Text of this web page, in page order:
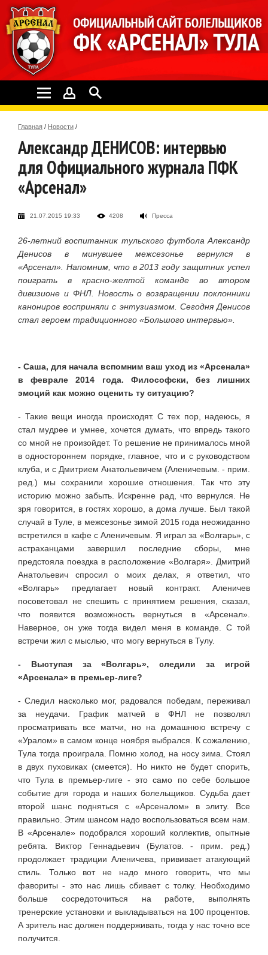
Главная / Новости /
Александр ДЕНИСОВ: интервью
для Официального журнала ПФК
«Арсенал»
21.07.2015 19:33 4208 Пресса
26-летний воспитанник тульского футбола Александр
Денисов в минувшее межсезонье вернулся в
«Арсенал». Напомним, что в 2013 году защитник успел
поиграть в красно-желтой команде во втором
дивизионе и ФНЛ. Новость о возвращении поклонники
канониров восприняли с энтузиазмом. Сегодня Денисов
стал героем традиционного «Большого интервью».
- Саша, для начала вспомним ваш уход из «Арсенала»
в феврале 2014 года. Философски, без лишних
эмоций как можно оценить ту ситуацию?
- Такие вещи иногда происходят. С тех пор, надеюсь, я
стал мудрее и умнее, хочется думать, что впредь такого
со мной не произойдет. То решение не принималось мной
в одностороннем порядке, главное, что и с руководством
клуба, и с Дмитрием Ана­тольевичем (Аленичевым. - прим.
ред.) мы сохранили хорошие отношения. Так что эту
историю можно забыть. Искренне рад, что вернулся. Не
зря говорится, в гостях хорошо, а дома лучше. Был такой
случай в Туле, в межсезонье зи­мой 2015 года неожиданно
встретился в ка­фе с Аленичевым. Я играл за «Волгарь», с
астраханцами завершил последние сборы, мне
предстояла поездка в расположение «Волгаря». Дмитрий
Анатольевич спросил о моих делах, я ответил, что
«Волгарь» пред­лагает новый контракт. Аленичев
посоветовал не спешить с принятием решения, сказал,
что появится возможность вернуться в «Арсенал».
Наверное, он уже тогда видел меня в команде. С той
встречи жил с мыслью, что могу вернуться в Тулу.
- Выступая за «Волгарь», следили зa игрой
«Арсенала» в премьер-лиге?
- Следил насколько мог, радовался победам, переживал
за неудачи. График матчей в ФНЛ не позволял
просматривать все матчи, но на домашнюю встречу с
«Уралом» в самом конце ноября выбрался. К сожалению,
Тула тогда проиг­рала. Помню холод, на носу зима. Стоял
в двух пуховиках (смеется). Но никто не будет спорить,
что Тула в премьер-лиге - это само по себе большое
событие для города и наших болельщиков. Судьба дает
второй шанс поднять­ся с «Арсеналом» в элиту. Все
правильно. Этим шансом надо воспользоваться всем нам.
В «Арсенале» подобрался хороший коллектив, опытные
ребята. Виктор Геннадьевич (Булатов. - прим. ред.)
продолжает традиции Алениче­ва, прививает атакующий
стиль. Только вот не надо много говорить, что мы
фавориты - это нас лишь сбивает с толку. Необходимо
больше сосредоточиться на работе, выпол­нять
тренерские установки и выкладываться на 100 процентов.
А зритель нас должен поддерживать, тогда у нас точно все
полу­чится.